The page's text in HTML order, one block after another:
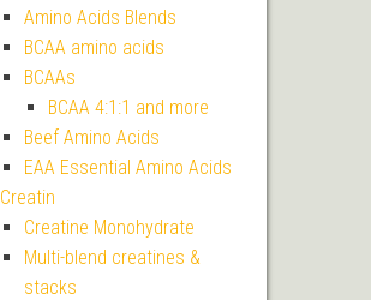
Amino Acids Blends
BCAA amino acids
BCAAs
BCAA 4:1:1 and more
Beef Amino Acids
EAA Essential Amino Acids
Creatin
Creatine Monohydrate
Multi-blend creatines &
stacks